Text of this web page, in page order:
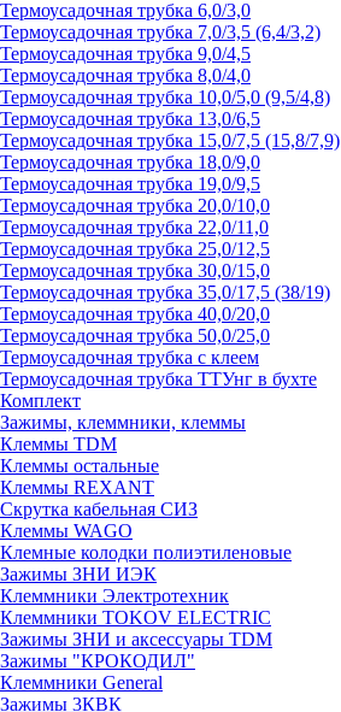
Термоусадочная трубка 6,0/3,0
Термоусадочная трубка 7,0/3,5 (6,4/3,2)
Термоусадочная трубка 9,0/4,5
Термоусадочная трубка 8,0/4,0
Термоусадочная трубка 10,0/5,0 (9,5/4,8)
Термоусадочная трубка 13,0/6,5
Термоусадочная трубка 15,0/7,5 (15,8/7,9)
Термоусадочная трубка 18,0/9,0
Термоусадочная трубка 19,0/9,5
Термоусадочная трубка 20,0/10,0
Термоусадочная трубка 22,0/11,0
Термоусадочная трубка 25,0/12,5
Термоусадочная трубка 30,0/15,0
Термоусадочная трубка 35,0/17,5 (38/19)
Термоусадочная трубка 40,0/20,0
Термоусадочная трубка 50,0/25,0
Термоусадочная трубка с клеем
Термоусадочная трубка ТТУнг в бухте
Комплект
Зажимы, клеммники, клеммы
Клеммы TDM
Клеммы остальные
Клеммы REXANT
Скрутка кабельная СИЗ
Клеммы WAGO
Клемные колодки полиэтиленовые
Зажимы ЗНИ ИЭК
Клеммники Электротехник
Клеммники TOKOV ELECTRIC
Зажимы ЗНИ и аксессуары TDM
Зажимы "КРОКОДИЛ"
Клеммники General
Зажимы 3КВК